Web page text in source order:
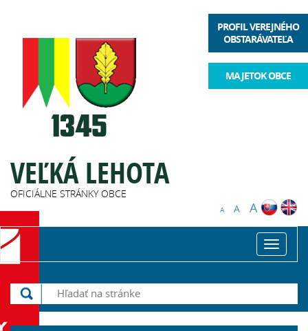
VEĽKÁ LEHOTA
OFICIÁLNE STRÁNKY OBCE
PROFIL VEREJNÉHO
OBSTARÁVATEĽA
MAJETOK OBCE
A A A
Toggle